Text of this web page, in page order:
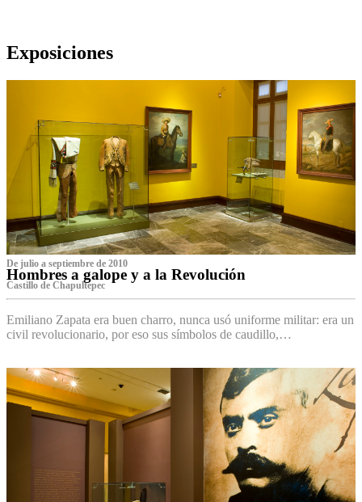
Exposiciones
De julio a septiembre de 2010
Hombres a galope y a la Revolución
Castillo de Chapultepec
Emiliano Zapata era buen charro, nunca usó uniforme militar: era un
civil revolucionario, por eso sus símbolos de caudillo,…